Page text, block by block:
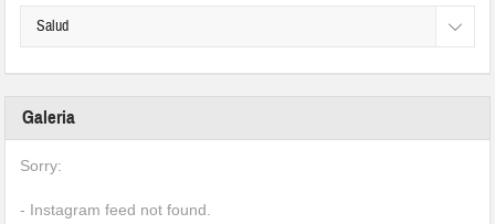
Galeria
Sorry:
- Instagram feed not found.